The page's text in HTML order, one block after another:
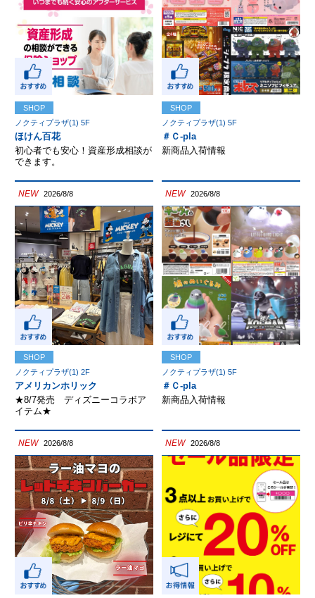
SHOP
ノクティプラザ(1) 5F
ほけん百花
初心者でも安心！資産形成相談が
できます。
SHOP
ノクティプラザ(1) 5F
＃Ｃ-pla
新商品入荷情報
NEW 2026/8/8
SHOP
ノクティプラザ(1) 2F
アメリカンホリック
★8/7発売 ディズニーコラボア
イテム★
NEW 2026/8/8
SHOP
ノクティプラザ(1) 5F
＃Ｃ-pla
新商品入荷情報
NEW 2026/8/8 NEW 2026/8/8